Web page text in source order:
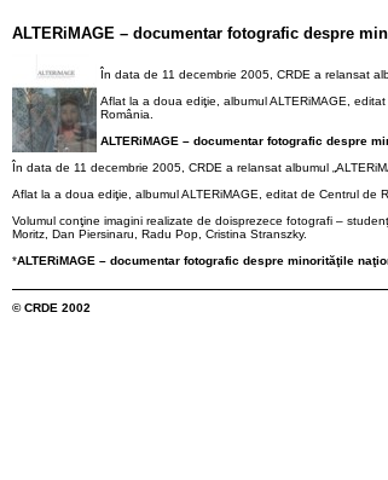
ALTERiMAGE – documentar fotografic despre
În data de 11 decembrie 2005, CRDE a relansat
Aflat la a doua ediţie, albumul ALTERiMAGE,
România.
ALTERiMAGE – documentar fotografic despre
În data de 11 decembrie 2005, CRDE a relansat albumul
Aflat la a doua ediţie, albumul ALTERiMAGE, editat de Centrul de
Volumul conţine imagini realizate de doisprezece fotografi –
Moritz, Dan Piersinaru, Radu Pop, Cristina Stranszky.
*ALTERiMAGE – documentar fotografic despre minorităţile
© CRDE 2002